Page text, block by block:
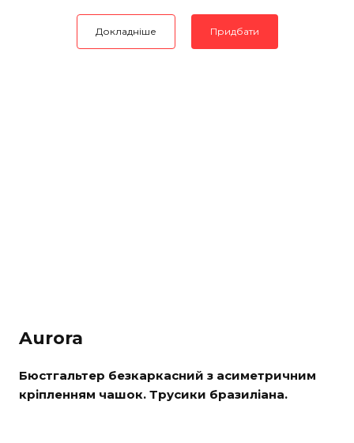
Докладніше Придбати
Aurora
Бюстгальтер безкаркасний з асиметричним
кріпленням чашок. Трусики бразиліана.